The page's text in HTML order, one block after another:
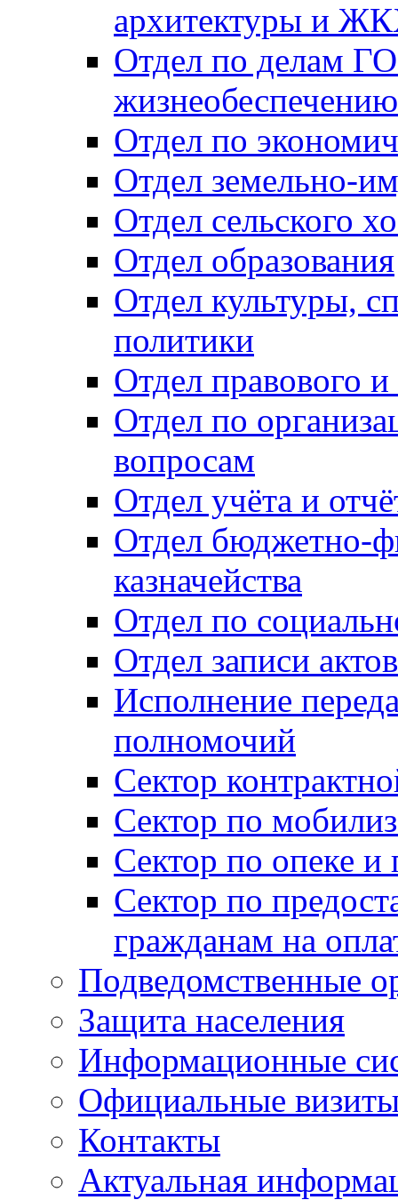
архитектуры и
Отдел по делам
Отдел по
Отдел земельно-
Отдел сельского
Отдел образования
Отдел культуры,
политики
Отдел правового
Отдел по
вопросам
Отдел учёта и
Отдел бюджетно-
казначейства
Отдел по
Отдел записи
Исполнение
полномочий
Сектор
Сектор по
Сектор по опеке и
Сектор по
гражданам на
Подведомственные
Защита населения
Информационные
Официальные
Контакты
Актуальная